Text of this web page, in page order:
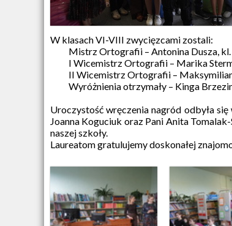
W klasach VI-VIII zwycięzcami zostali:
Mistrz Ortografii – Antonina Dusza, kl.
I Wicemistrz Ortografii – Marika
II Wicemistrz Ortografii – Maksymilian
Wyróżnienia otrzymały – Kinga
Uroczystość wręczenia nagród odbyła
Joanna Koguciuk oraz Pani Anita
naszej szkoły.
Laureatom gratulujemy doskonałej